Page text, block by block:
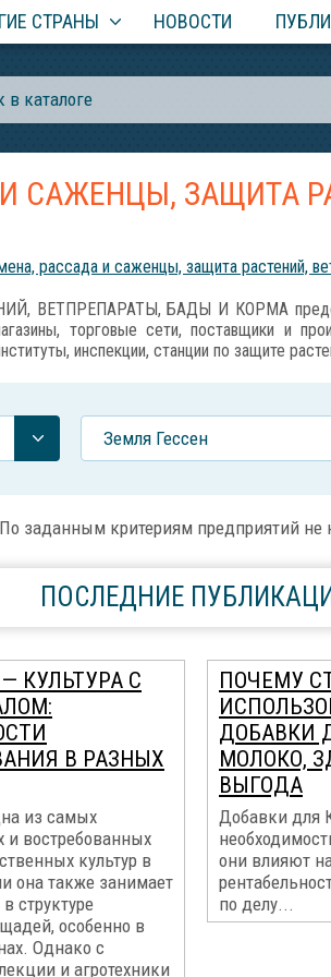
СТРАНЫ НОВОСТИ
САЖЕНЦЫ, ЗАЩИТА
рассада и саженцы, защита растений,
ВЕТПРЕПАРАТЫ, БАДЫ И КОРМА
торговые сети, поставщики и
инспекции, станции по защите
Земля Гессен
По заданным критериям предприятий не
ПОСЛЕДНИЕ
КУЛЬТУРА С
В РАЗНЫХ
из самых
и востребованных
культур в
она также занимает
структуре
особенно в
Однако с
и агротехники
ПОЧЕМУ
ДОБАВКИ
МОЛОКО,
ВЫГОДА
Добавки для
они влияют
по делу...